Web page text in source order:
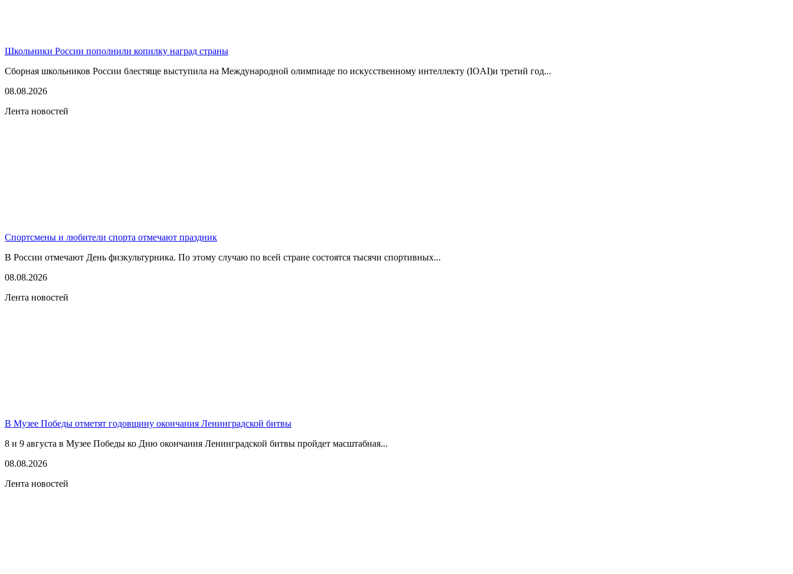
Школьники России пополнили копилку наград страны
Сборная школьников России блестяще выступила на Международной олимпиаде по искусственному интеллекту (IOAI)и третий год...
08.08.2026
Лента новостей
Спортсмены и любители спорта отмечают праздник
В России отмечают День физкультурника. По этому случаю по всей стране состоятся тысячи спортивных...
08.08.2026
Лента новостей
В Музее Победы отметят годовщину окончания Ленинградской битвы
8 и 9 августа в Музее Победы ко Дню окончания Ленинградской битвы пройдет масштабная...
08.08.2026
Лента новостей